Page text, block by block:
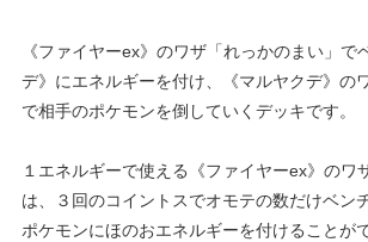
《ファイヤーex》のワザ「れっかのまい」で
デ》にエネルギーを付け、《マルヤクデ》の
で相手のポケモンを倒していくデッキです。
１エネルギーで使える《ファイヤーex》のワ
は、３回のコイントスでオモテの数だけベン
ポケモンにほのおエネルギーを付けることが